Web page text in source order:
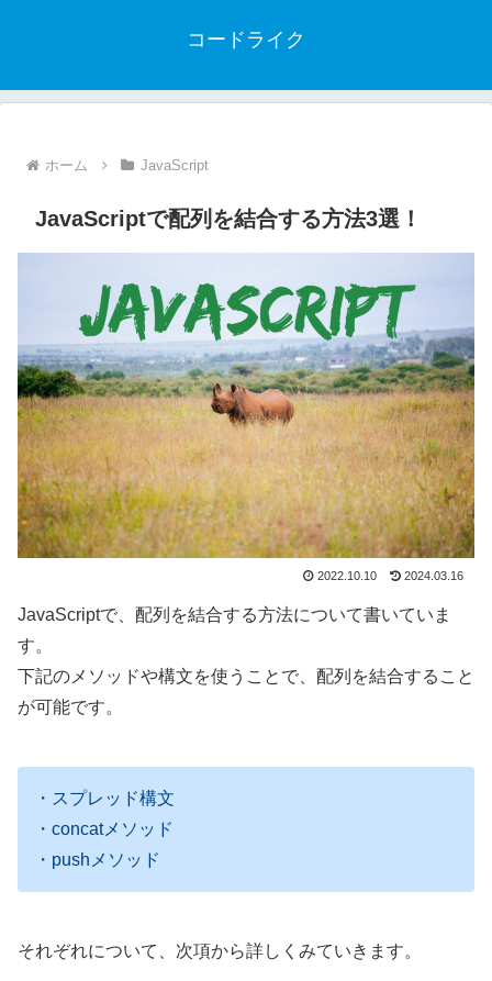
コードライク
ホーム JavaScript
JavaScriptで配列を結合する方法3選！
2022.10.10 2024.03.16
JavaScriptで、配列を結合する方法について書いていま
す。
下記のメソッドや構文を使うことで、配列を結合すること
が可能です。
・スプレッド構文
・concatメソッド
・pushメソッド
それぞれについて、次項から詳しくみていきます。